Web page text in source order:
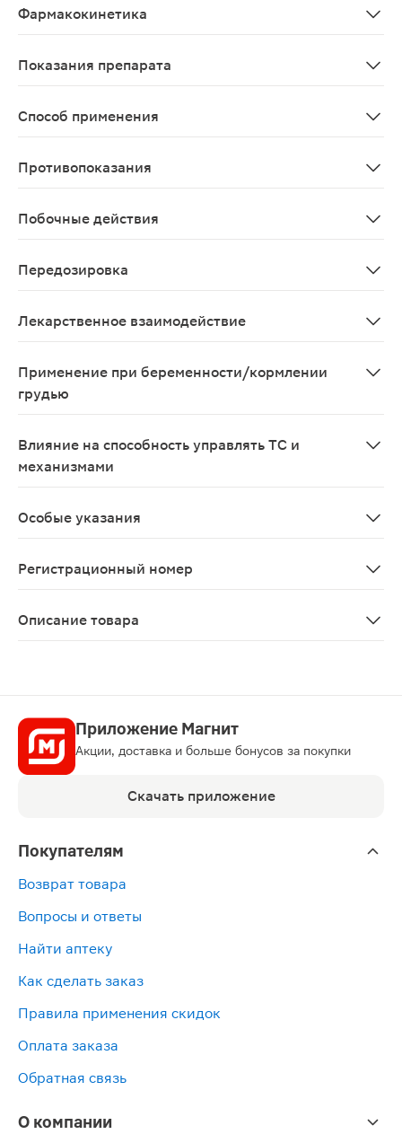
Фармакокинетика
Показания препарата
Способ применения
Противопоказания
Побочные действия
Передозировка
Лекарственное взаимодействие
Применение при беременности/кормлении
грудью
Влияние на способность управлять ТС и
механизмами
Особые указания
Регистрационный номер
Описание товара
Приложение Магнит
Акции, доставка и больше бонусов за покупки
Скачать приложение
Покупателям
Возврат товара
Вопросы и ответы
Найти аптеку
Как сделать заказ
Правила применения скидок
Оплата заказа
Обратная связь
О компании